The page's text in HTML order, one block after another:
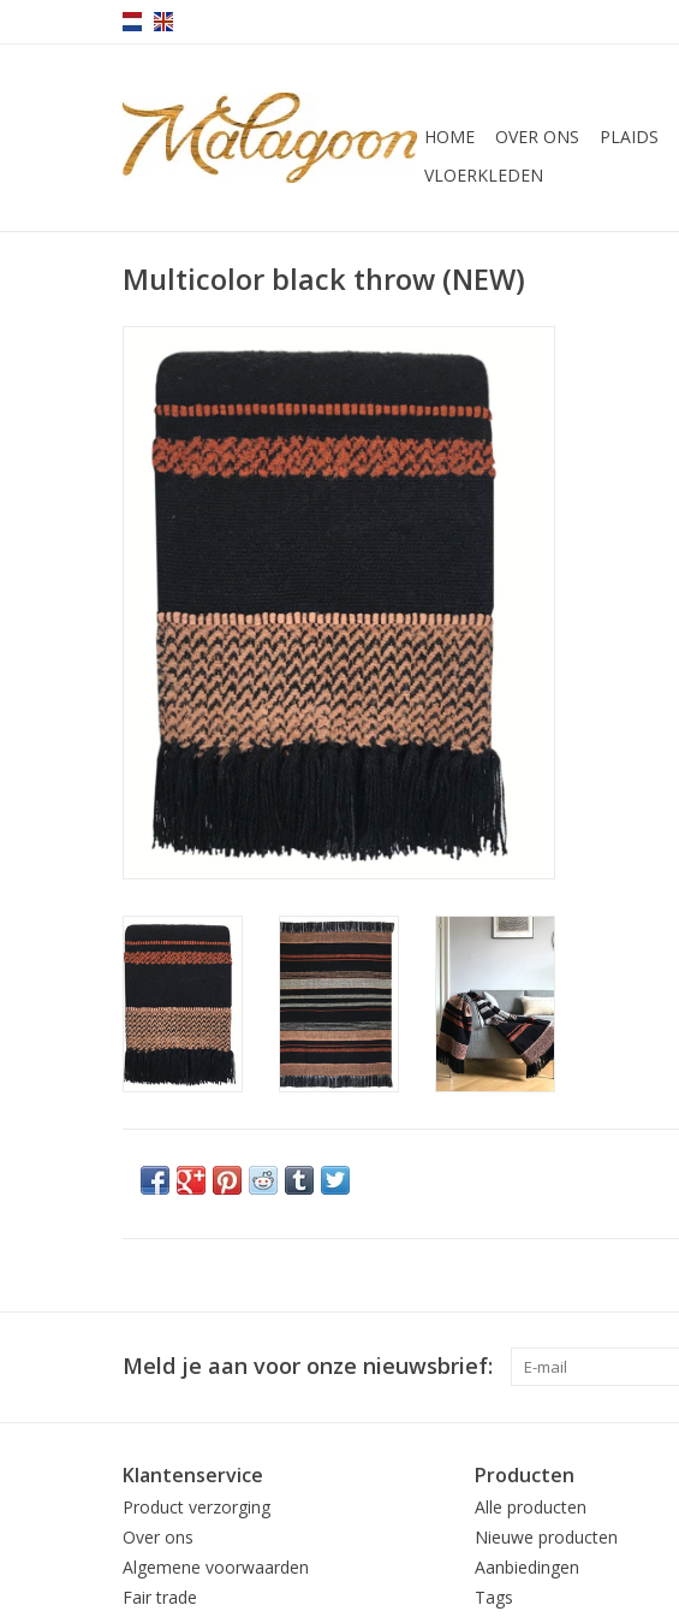
HOME OVER ONS PLAIDS
VLOERKLEDEN
Multicolor black throw (NEW)
Meld je aan voor onze nieuwsbrief:
Klantenservice
Product verzorging
Over ons
Algemene voorwaarden
Fair trade
Producten
Alle producten
Nieuwe producten
Aanbiedingen
Tags